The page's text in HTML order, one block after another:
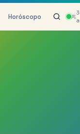
Horóscopo